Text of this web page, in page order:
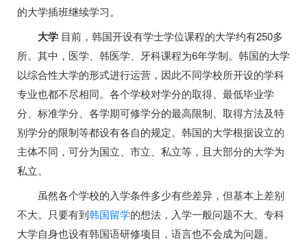
的大学插班继续学习。
大学 目前，韩国开设有学士学位课程的大学约有250多
所。其中，医学、韩医学、牙科课程为6年学制。韩国的大学
以综合性大学的形式进行运营，因此不同学校所开设的学科
专业也都不尽相同。各个学校对学分的取得、最低毕业学
分、标准学分、各学期可修学分的最高限制、取得方法及特
别学分的限制等都设有各自的规定。韩国的大学根据设立的
主体不同，可分为国立、市立、私立等，且大部分的大学为
私立。
虽然各个学校的入学条件多少有些差异，但基本上差别
不大。只要有到韩国留学的想法，入学一般问题不大。专科
大学自身也设有韩国语研修项目，语言也不会成为问题。